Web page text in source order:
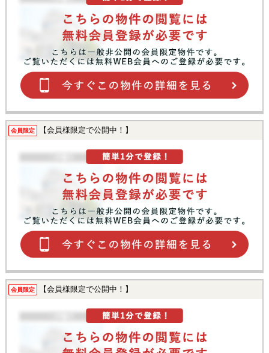
会員限定 【会員様限定で公開中！】
会員限定 【会員様限定で公開中！】